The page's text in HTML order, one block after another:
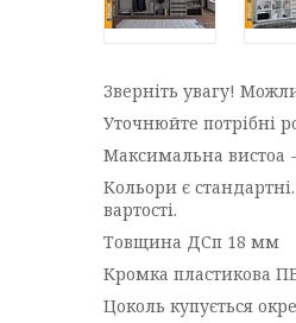
Зверніть увагу!
Уточнюйте потрібні
Максимальна вистоа
Кольори є
вартості.
Товщина ДСп 18 мм
Кромка пластикова
Цоколь купується